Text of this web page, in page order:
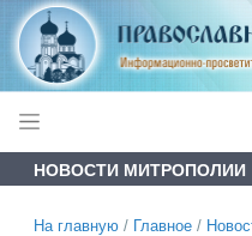
НОВОСТИ МИТРОПОЛИИ
На главную / Главное /